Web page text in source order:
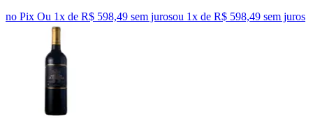
no Pix Ou 1x de R$ 598,49 sem jurosou 1x de R$ 598,49 sem juros